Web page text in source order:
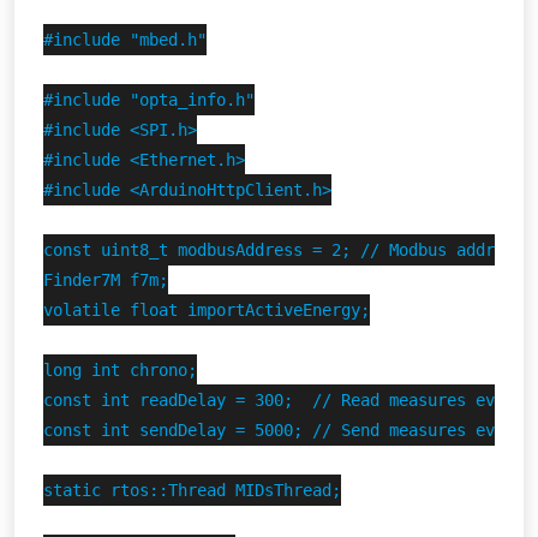
#include "mbed.h"
#include "opta_info.h"
#include <SPI.h>
#include <Ethernet.h>
#include <ArduinoHttpClient.h>
const uint8_t modbusAddress = 2; // Modbus
Finder7M f7m;
volatile float importActiveEnergy;
long int chrono;
const int readDelay = 300;  // Read measures every
const int sendDelay = 5000; // Send measures every
static rtos::Thread MIDsThread;